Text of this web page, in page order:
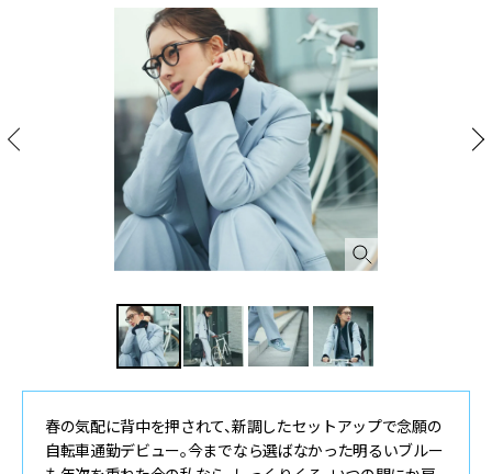
春の気配に背中を押されて、新調したセットアップで念願の
自転車通勤デビュー。今までなら選ばなかった明るいブルー